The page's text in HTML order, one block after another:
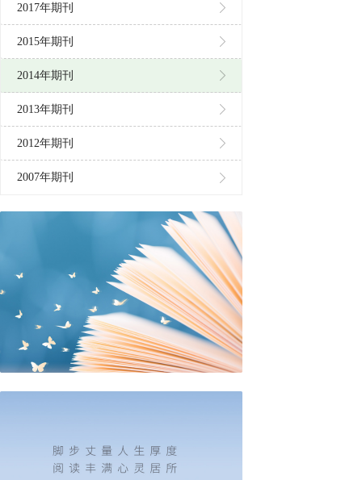
2017年期刊
2015年期刊
2014年期刊
2013年期刊
2012年期刊
2007年期刊